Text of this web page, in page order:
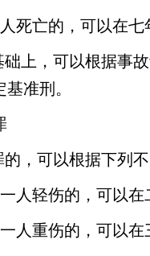
死亡的，可以在
上，可以根据事
准刑。
，可以根据下列
人轻伤的，可以
人重伤的，可以